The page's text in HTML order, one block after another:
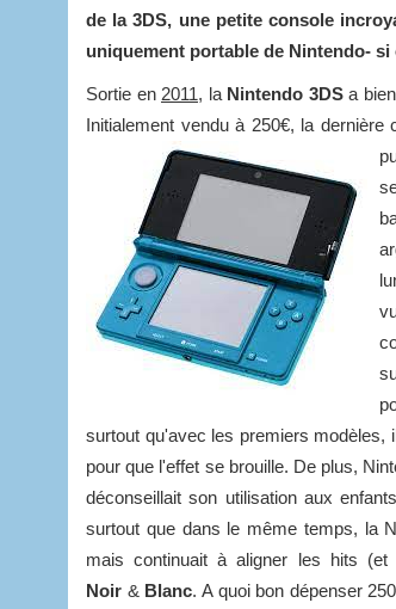
de la 3DS, une petite console
uniquement portable de Nintendo-
Sortie en 2011, la Nintendo 3DSa bien
Initialement vendu à 250€, la
surtout qu'avec les premiers modèles,
pour que l'effet se brouille. De plus,
déconseillait son utilisation aux
surtout que dans le même temps, la
mais continuait à aligner les hits
Noir & Blanc. A quoi bon dépenser